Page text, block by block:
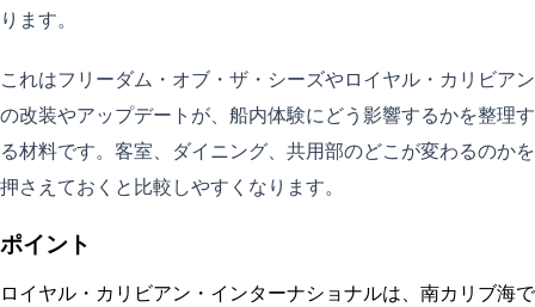
ります。
これはフリーダム・オブ・ザ・シーズやロイヤル・カリビアン
の改装やアップデートが、船内体験にどう影響するかを整理す
る材料です。客室、ダイニング、共用部のどこが変わるのかを
押さえておくと比較しやすくなります。
ポイント
ロイヤル・カリビアン・インターナショナルは、南カリブ海で